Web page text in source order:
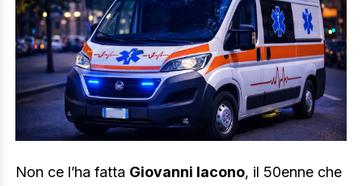
Non ce l’ha fatta Giovanni Iacono, il 50enne che